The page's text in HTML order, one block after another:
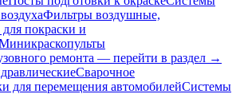
Фильтры воздушные,
покраски и
ремонта — перейти в раздел →
Сварочное
для перемещения автомобилейСистемы